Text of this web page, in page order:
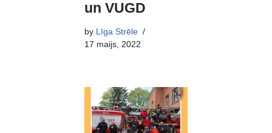
un VUGD
by Līga Strēle
17 maijs, 2022